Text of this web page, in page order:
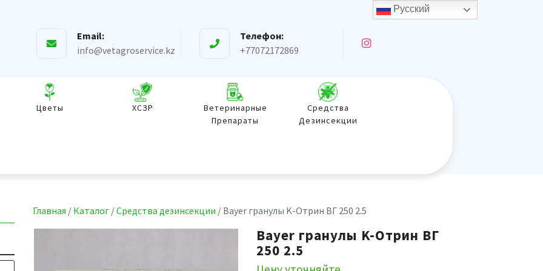
Email:
info@vetagroservice.kz
Телефон:
+77072172869
Цветы ХСЗР
Ветеринарные
Препараты
Средства
Дезинсекции
Главная / Каталог /Средства дезинсекции / Bayer гранулы K-Отрин ВГ 250 2.5
Bayer гранулы K-Отрин ВГ
250 2.5
Русский